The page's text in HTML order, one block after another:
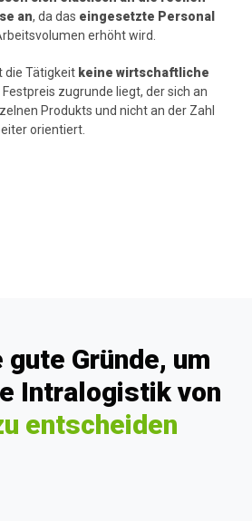
an, da das eingesetzte Personal
erhöht wird.
die Tätigkeit keine wirtschaftliche
Festpreis zugrunde liegt, der sich an
Produkts und nicht an der Zahl
orientiert.
Gründe, um
Intralogistik von
entscheiden